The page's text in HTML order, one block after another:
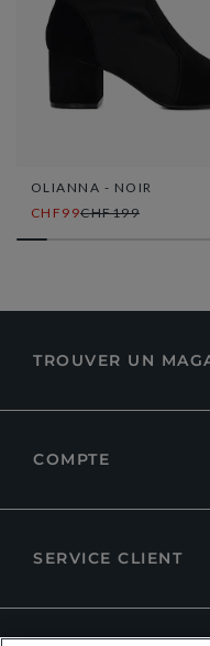
OLIANNA - NOIR
CHF99CHF199
TROUVER UN
COMPTE
SERVICE CLIENT